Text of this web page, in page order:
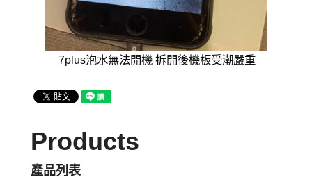
7plus泡水無法開機 拆開後機板受潮嚴重
Products
產品列表